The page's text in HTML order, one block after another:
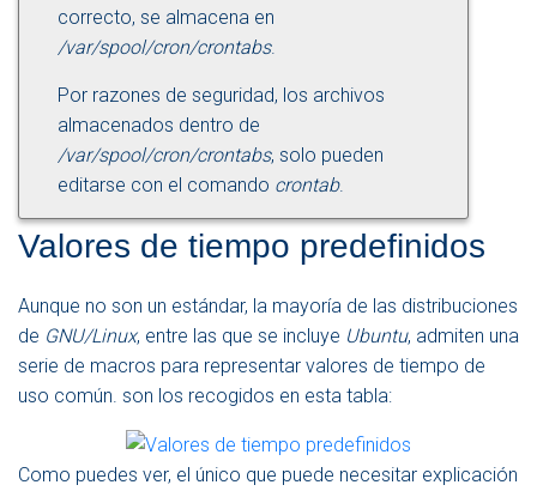
correcto, se almacena en
/var/spool/cron/crontabs.
Por razones de seguridad, los archivos
almacenados dentro de
/var/spool/cron/crontabs, solo pueden
editarse con el comando crontab.
Valores de tiempo predefinidos
Aunque no son un estándar, la mayoría de las distribuciones
de GNU/Linux, entre las que se incluye Ubuntu, admiten una
serie de macros para representar valores de tiempo de
uso común. son los recogidos en esta tabla:
Como puedes ver, el único que puede necesitar explicación